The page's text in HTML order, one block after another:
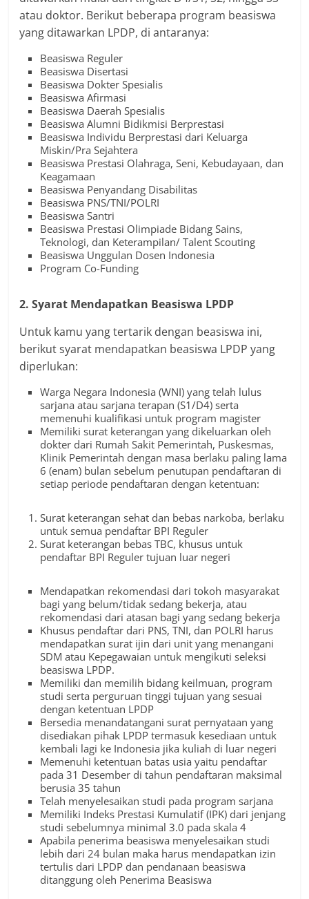
atau doktor. Berikut beberapa program beasiswa
yang ditawarkan LPDP, di antaranya:
Beasiswa Reguler
Beasiswa Disertasi
Beasiswa Dokter Spesialis
Beasiswa Afirmasi
Beasiswa Daerah Spesialis
Beasiswa Alumni Bidikmisi Berprestasi
Beasiswa Individu Berprestasi dari Keluarga
Miskin/Pra Sejahtera
Beasiswa Prestasi Olahraga, Seni, Kebudayaan, dan
Keagamaan
Beasiswa Penyandang Disabilitas
Beasiswa PNS/TNI/POLRI
Beasiswa Santri
Beasiswa Prestasi Olimpiade Bidang Sains,
Teknologi, dan Keterampilan/ Talent Scouting
Beasiswa Unggulan Dosen Indonesia
Program Co-Funding
2. Syarat Mendapatkan Beasiswa LPDP
Untuk kamu yang tertarik dengan beasiswa ini,
berikut syarat mendapatkan beasiswa LPDP yang
diperlukan:
Warga Negara Indonesia (WNI) yang telah lulus
sarjana atau sarjana terapan (S1/D4) serta
memenuhi kualifikasi untuk program magister
Memiliki surat keterangan yang dikeluarkan oleh
dokter dari Rumah Sakit Pemerintah, Puskesmas,
Klinik Pemerintah dengan masa berlaku paling lama
6 (enam) bulan sebelum penutupan pendaftaran di
setiap periode pendaftaran dengan ketentuan:
Surat keterangan sehat dan bebas narkoba, berlaku
untuk semua pendaftar BPI Reguler
Surat keterangan bebas TBC, khusus untuk
pendaftar BPI Reguler tujuan luar negeri
Mendapatkan rekomendasi dari tokoh masyarakat
bagi yang belum/tidak sedang bekerja, atau
rekomendasi dari atasan bagi yang sedang bekerja
Khusus pendaftar dari PNS, TNI, dan POLRI harus
mendapatkan surat ijin dari unit yang menangani
SDM atau Kepegawaian untuk mengikuti seleksi
beasiswa LPDP.
Memiliki dan memilih bidang keilmuan, program
studi serta perguruan tinggi tujuan yang sesuai
dengan ketentuan LPDP
Bersedia menandatangani surat pernyataan yang
disediakan pihak LPDP termasuk kesediaan untuk
kembali lagi ke Indonesia jika kuliah di luar negeri
Memenuhi ketentuan batas usia yaitu pendaftar
pada 31 Desember di tahun pendaftaran maksimal
berusia 35 tahun
Telah menyelesaikan studi pada program sarjana
Memiliki Indeks Prestasi Kumulatif (IPK) dari jenjang
studi sebelumnya minimal 3.0 pada skala 4
Apabila penerima beasiswa menyelesaikan studi
lebih dari 24 bulan maka harus mendapatkan izin
tertulis dari LPDP dan pendanaan beasiswa
ditanggung oleh Penerima Beasiswa